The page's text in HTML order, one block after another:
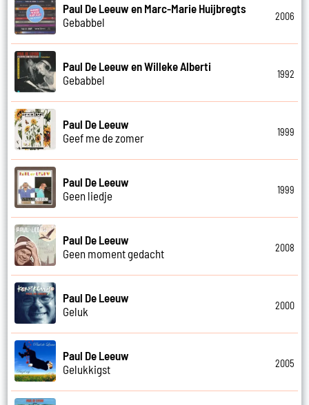
Paul De Leeuw en Marc-Marie Huijbregts
Gebabbel
2006
Paul De Leeuw en Willeke Alberti
Gebabbel
1992
Paul De Leeuw
Geef me de zomer
1999
Paul De Leeuw
Geen liedje
1999
Paul De Leeuw
Geen moment gedacht
2008
Paul De Leeuw
Geluk
2000
Paul De Leeuw
Gelukkigst
2005